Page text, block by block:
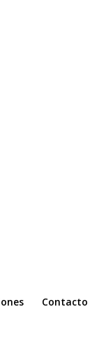
Contacto